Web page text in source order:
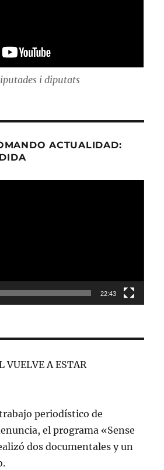
i diputats
ACTUALIDAD:
22:43
VUELVE A ESTAR
periodístico de
el programa «Sense
dos documentales y un